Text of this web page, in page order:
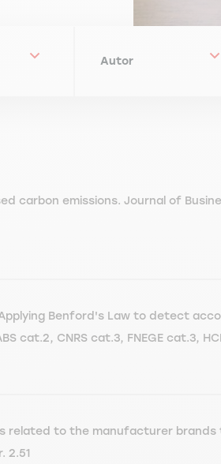
carbon emissions. Journal of
Applying Benford's Law to
cat.2, CNRS cat.3, FNEGE cat.3,
related to the manufacturer
2.51